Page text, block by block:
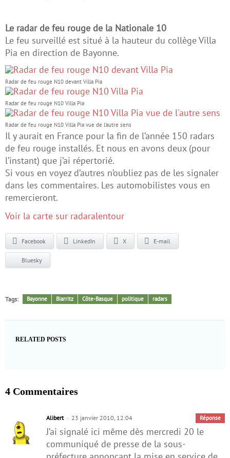
Le radar de feu rouge de la Nationale 10
Le feu surveillé est situé à la hauteur du collège Villa
Pia en direction de Bayonne.
Radar de feu rouge N10 devant Villa Pia
Radar de feu rouge N10 Villa Pia
Radar de feu rouge N10 Villa Pia vue de l'autre sens
Il y aurait en France pour la fin de l’année 150 radars
de feu rouge installés. Et nous en avons deux (pour
l’instant) que j’ai répertorié.
Si vous en voyez d’autres n’oubliez pas de les signaler
dans les commentaires. Les automobilistes vous en
remercieront.
Voir la carte sur radaralentour
Facebook LinkedIn X E-mail
Bluesky
Tags: Bayonne Biarritz Côte-Basque politique radars
RELATED POSTS
4 Commentaires
Alibert 23 janvier 2010, 12:04 Réponse
J’ai signalé ici même dès mercredi 20 le
communiqué de presse de la sous-